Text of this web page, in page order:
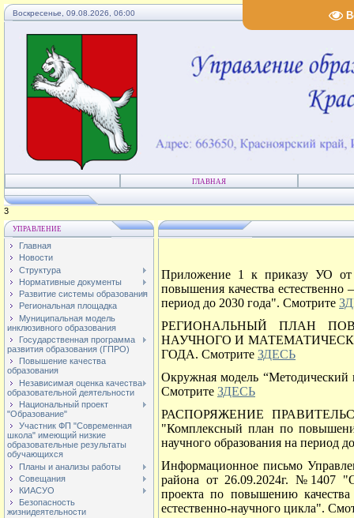
Воскресенье, 09.08.2026, 06:00
ГЛАВНАЯ
4
УПРАВЛЕНИЕ
Главная
Новости
Структура
Нормативные документы
Развитие системы образования
Региональная площадка
Муниципальная модель
инклюзивного образования
Государственная программа
развития образования (ГПРО)
Повышение качества
образования
Независимая оценка качества
образовательной деятельности
Национальный проект
"Образование"
Участник ФП "Современная
школа" имеющий низкие
образовательные результаты
обучающихся
Планы и анализы работы
Совещания
КИАСУО
Безопасность
жизнидеятельности
Приложение 1 к приказу УО
повышения качества естественно
период до 2030 года". Смотрите
РЕГИОНАЛЬНЫЙ ПЛАН
НАУЧНОГО И
ГОДА. Смотрите ЗДЕСЬ
Окружная модель
Смотрите ЗДЕСЬ
РАСПОРЯЖЕНИЕ
"Комплексный план по
научного образования на период
Информационное письмо
района от 26.09.2024г. №1407 "О
проекта по повышению качества
естественно-научного цикла".